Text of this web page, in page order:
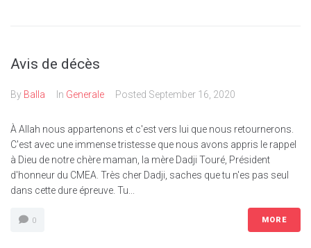
Avis de décès
By Balla In Generale Posted September 16, 2020
À Allah nous appartenons et c'est vers lui que nous retournerons.
C'est avec une immense tristesse que nous avons appris le rappel
à Dieu de notre chère maman, la mère Dadji Touré, Président
d'honneur du CMEA. Très cher Dadji, saches que tu n'es pas seul
dans cette dure épreuve. Tu...
0 MORE